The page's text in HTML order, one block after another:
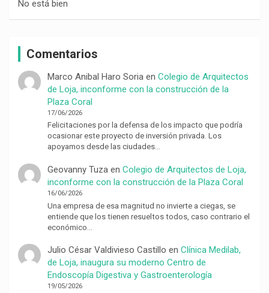
No está bien
Comentarios
Marco Anibal Haro Soriaen Colegio de Arquitectos
de Loja, inconforme con la construcción de la
Plaza Coral
17/06/2026
Felicitaciones por la defensa de los impacto que podría
ocasionar este proyecto de inversión privada. Los
apoyamos desde las ciudades…
Geovanny Tuzaen Colegio de Arquitectos de Loja,
inconforme con la construcción de la Plaza Coral
16/06/2026
Una empresa de esa magnitud no invierte a ciegas, se
entiende que los tienen resueltos todos, caso contrario el
económico…
Julio César Valdivieso Castillo en Clínica Medilab,
de Loja, inaugura su moderno Centro de
Endoscopía Digestiva y Gastroenterología
19/05/2026